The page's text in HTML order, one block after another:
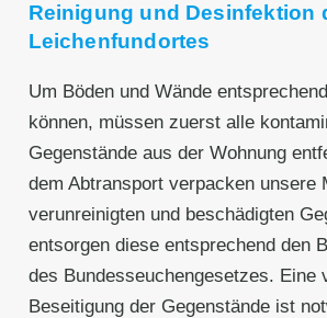
Reinigung und Desinfektion
Leichenfundortes
Um Böden und Wände
können, müssen zuerst alle
Gegenstände aus der Wohnung
dem Abtransport verpacken unsere
verunreinigten und beschädigten
entsorgen diese entsprechend den
des Bundesseuchengesetzes. Eine
Beseitigung der Gegenstände ist